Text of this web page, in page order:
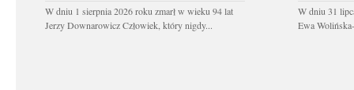
W dniu 1 sierpnia 2026 roku zmarł w wieku 94 lat
Jerzy Downarowicz Człowiek, który nigdy...
W dniu 31
Ewa